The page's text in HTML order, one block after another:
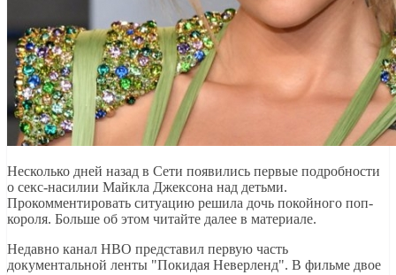
Несколько дней назад в Сети появились первые подробности
о секс-насилии Майкла Джексона над детьми.
Прокомментировать ситуацию решила дочь покойного поп-
короля. Больше об этом читайте далее в материале.
Недавно канал HBO представил первую часть
документальной ленты "Покидая Неверленд". В фильме двое